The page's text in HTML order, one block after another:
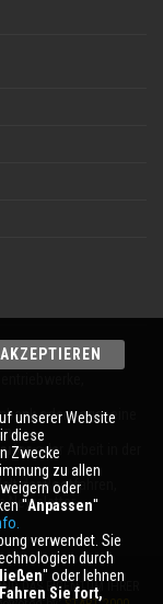
oder sogar eine
oder Arbeit in der
der Bootfahren,
Newsletter.
DAS EIGENTUM IHRER
unserer Website
diese
Zwecke
zu allen
oder
''Anpassen''
verwendet. Sie
durch
'' oder lehnen
Fahren Sie fort,